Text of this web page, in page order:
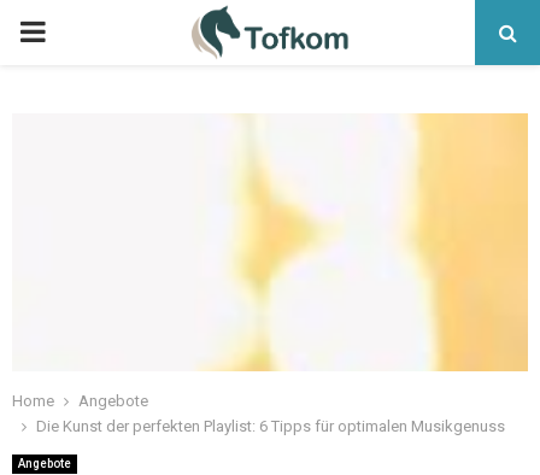
Home
Angebote
Die Kunst der perfekten Playlist: 6 Tipps für optimalen Musikgenuss
Angebote